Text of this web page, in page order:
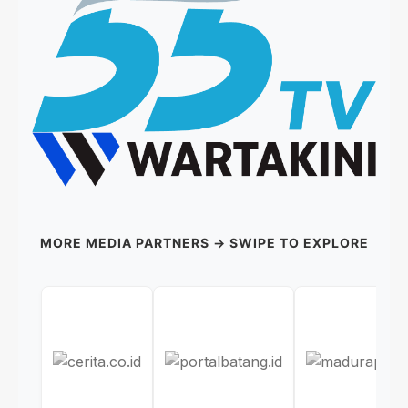
MORE MEDIA PARTNERS → SWIPE TO EXPLORE